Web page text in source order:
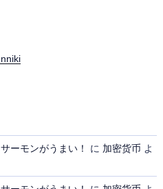
ーモンがうまい！ に 加密货币 よ